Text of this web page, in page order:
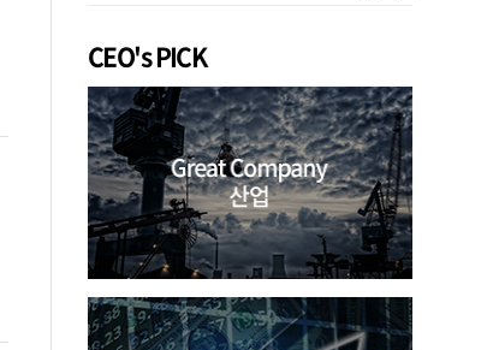
CEO's PICK